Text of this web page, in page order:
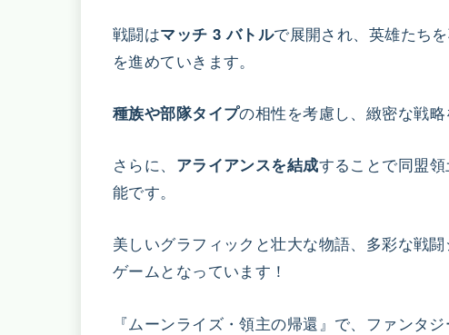
戦闘はマッチ 3 バトルで展開され、英雄たち
を進めていきます。
種族や部隊タイプの相性を考慮し、緻密な戦略
さらに、 アライアンスを結成することで同盟
能です。
美しいグラフィックと壮大な物語、多彩な戦
ゲームとなっています！
『ムーンライズ・領主の帰還』で、ファンタ